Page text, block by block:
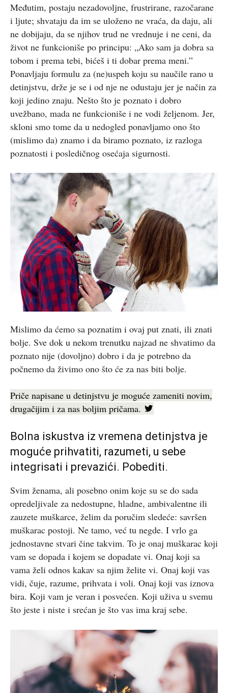
Međutim, postaju nezadovoljne, frustrirane, razočarane
i ljute; shvataju da im se uloženo ne vraća, da daju, ali
ne dobijaju, da se njihov trud ne vrednuje i ne ceni, da
život ne funkcioniše po principu: „Ako sam ja dobra sa
tobom i prema tebi, bićeš i ti dobar prema meni.”
Ponavljaju formulu za (ne)uspeh koju su naučile rano u
detinjstvu, drže je se i od nje ne odustaju jer je način za
koji jedino znaju. Nešto što je poznato i dobro
uvežbano, mada ne funkcioniše i ne vodi željenom. Jer,
skloni smo tome da u nedogled ponavljamo ono što
(mislimo da) znamo i da biramo poznato, iz razloga
poznatosti i posledičnog osećaja sigurnosti.
Mislimo da ćemo sa poznatim i ovaj put znati, ili znati
bolje. Sve dok u nekom trenutku najzad ne shvatimo da
poznato nije (dovoljno) dobro i da je potrebno da
počnemo da živimo ono što će za nas biti bolje.
Priče napisane u detinjstvu je moguće zameniti novim,
drugačijim i za nas boljim pričama.
Bolna iskustva iz vremena detinjstva je
moguće prihvatiti, razumeti, u sebe
integrisati i prevazići. Pobediti.
Svim ženama, ali posebno onim koje su se do sada
opredeljivale za nedostupne, hladne, ambivalentne ili
zauzete muškarce, želim da poručim sledeće: savršen
muškarac postoji. Ne tamo, već tu negde. I vrlo ga
jednostavne stvari čine takvim. To je onaj muškarac koji
vam se dopada i kojem se dopadate vi. Onaj koji sa
vama želi odnos kakav sa njim želite vi. Onaj koji vas
vidi, čuje, razume, prihvata i voli. Onaj koji vas iznova
bira. Koji vam je veran i posvećen. Koji uživa u svemu
što jeste i niste i srećan je što vas ima kraj sebe.